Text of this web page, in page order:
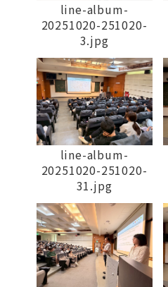
line-album-
20251020-251020-
3.jpg
line-album-
20251020-251020-
31.jpg